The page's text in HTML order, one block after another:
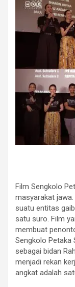
Film Sengkolo
masyarakat
suatu entitas
satu suro. Film
membuat
Sengkolo Petaka
sebagai bidan
menjadi rekan
angkat adalah